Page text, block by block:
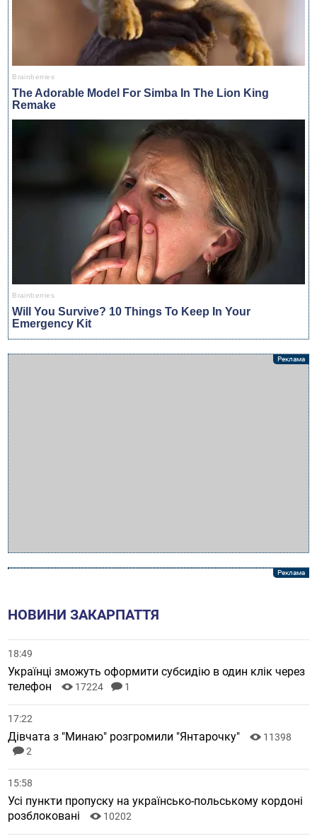
НОВИНИ ЗАКАРПАТТЯ
18:49
Українці зможуть оформити субсидію в один клік через
телефон
17224 1
17:22
Дівчата з "Минаю" розгромили "Янтарочку"
11398
2
15:58
Усі пункти пропуску на українсько-польському кордоні
розблоковані
10202